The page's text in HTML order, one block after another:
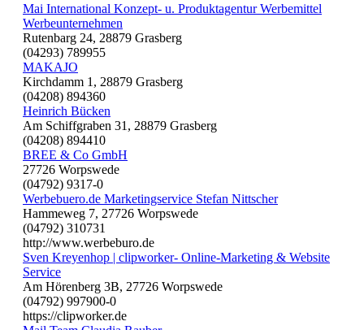
Mai International Konzept- u. Produktagentur Werbemittel
Werbeunternehmen
Rutenbarg 24, 28879 Grasberg
(04293) 789955
MAKAJO
Kirchdamm 1, 28879 Grasberg
(04208) 894360
Heinrich Bücken
Am Schiffgraben 31, 28879 Grasberg
(04208) 894410
BREE & Co GmbH
27726 Worpswede
(04792) 9317-0
Werbebuero.de Marketingservice Stefan Nittscher
Hammeweg 7, 27726 Worpswede
(04792) 310731
http://www.werbeburo.de
Sven Kreyenhop | clipworker- Online-Marketing & Website
Service
Am Hörenberg 3B, 27726 Worpswede
(04792) 997900-0
https://clipworker.de